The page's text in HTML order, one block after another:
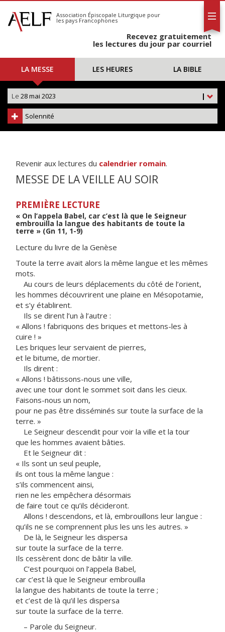
S'abonner
Calendrier
Association Épiscopale Liturgique pour
les pays Francophones
Recevez gratuitement
les lectures du jour par courriel
LA MESSE LES HEURES LA BIBLE
|
Le 28 mai 2023
Solennité
Revenir aux lectures du calendrier romain.
MESSE DE LA VEILLE AU SOIR
PREMIÈRE LECTURE
« On l’appela Babel, car c’est là que le Seigneur
embrouilla la langue des habitants de toute la
terre » (Gn 11, 1-9)
Lecture du livre de la Genèse
Toute la terre avait alors la même langue et les mêmes
mots.
Au cours de leurs déplacements du côté de l’orient,
les hommes découvrirent une plaine en Mésopotamie,
et s’y établirent.
Ils se dirent l’un à l’autre :
« Allons ! fabriquons des briques et mettons-les à
cuire ! »
Les briques leur servaient de pierres,
et le bitume, de mortier.
Ils dirent :
« Allons ! bâtissons-nous une ville,
avec une tour dont le sommet soit dans les cieux.
Faisons-nous un nom,
pour ne pas être disséminés sur toute la surface de la
terre. »
Le Seigneur descendit pour voir la ville et la tour
que les hommes avaient bâties.
Et le Seigneur dit :
« Ils sont un seul peuple,
ils ont tous la même langue :
s’ils commencent ainsi,
rien ne les empêchera désormais
de faire tout ce qu’ils décideront.
Allons ! descendons, et là, embrouillons leur langue :
qu’ils ne se comprennent plus les uns les autres. »
De là, le Seigneur les dispersa
sur toute la surface de la terre.
Ils cessèrent donc de bâtir la ville.
C’est pourquoi on l’appela Babel,
car c’est là que le Seigneur embrouilla
la langue des habitants de toute la terre ;
et c’est de là qu’il les dispersa
sur toute la surface de la terre.
– Parole du Seigneur.